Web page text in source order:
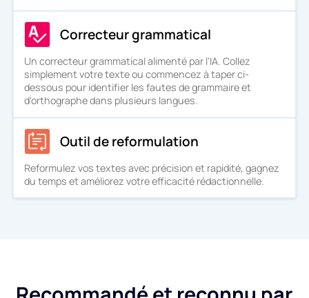
Correcteur grammatical
Un correcteur grammatical alimenté par l'IA. Collez
simplement votre texte ou commencez à taper ci-
dessous pour identifier les fautes de grammaire et
d'orthographe dans plusieurs langues.
Outil de reformulation
Reformulez vos textes avec précision et rapidité, gagnez
du temps et améliorez votre efficacité rédactionnelle.